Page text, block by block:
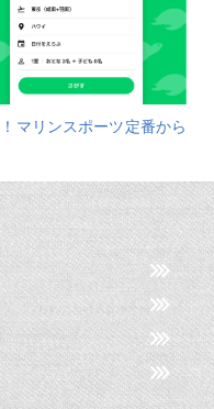
マリンスポーツ定番から